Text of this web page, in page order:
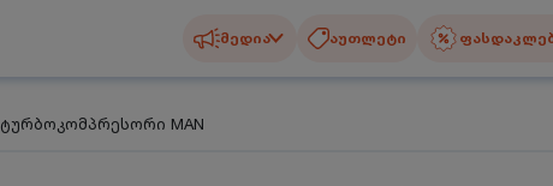
მედია აუთლეტი
ტურბოკომპრესორი MAN